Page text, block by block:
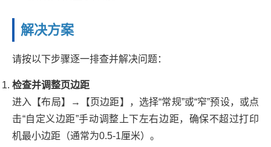
解决方案
请按以下步骤逐一排查并解决问题：
检查并调整页边距
进入【布局】→【页边距】，选择“常规”或“窄”预设，或点
击“自定义边距”手动调整上下左右边距，确保不超过打印
机最小边距（通常为0.5-1厘米）。